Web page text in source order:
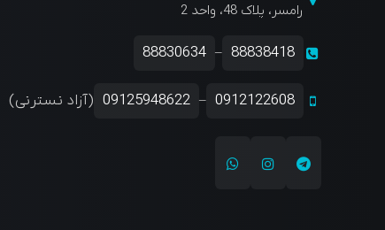
رامسر، پلاک 48، واحد 2
88838418
–
88830634
0912122608
–
09125948622 (آزاد نسترنی)